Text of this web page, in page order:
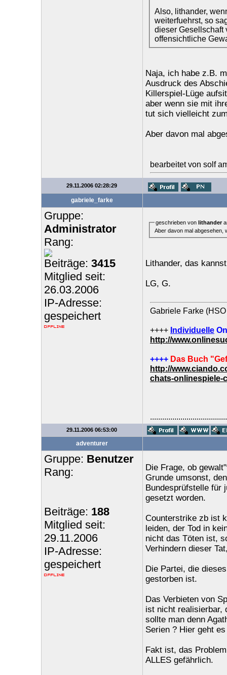
Also, lithander,
weiterfuehrst, so
dieser Gesellschaft
offensichtliche
Naja, ich habe z.B.
Ausdruck des
Killerspiel-Lüge
aber wenn sie mit
tut sich vielleicht
Aber davon mal
bearbeitet von solf
29.11.2006 02:28:29
gabriele_farke
Gruppe:
Administrator
Rang:
Beiträge: 3415
Mitglied seit:
26.03.2006
IP-Adresse:
gespeichert
geschrieben von lithander
Aber davon mal abgesehen,
Lithander, das
LG, G.
Gabriele Farke (HSO
++++ Individuelle
http://
++++ Das Buch
http://
chats-onlinespiele-
29.11.2006 06:53:00
adventurer
Gruppe: Benutzer
Rang:
Beiträge: 188
Mitglied seit:
29.11.2006
IP-Adresse:
gespeichert
Die Frage, ob
Grunde umsonst,
Bundesprüfstelle für
gesetzt worden.
Counterstrike zb ist
leiden, der Tod in
nicht das Töten ist,
Verhindern dieser
Die Partei, die
gestorben ist.
Das Verbieten von
ist nicht realisierbar,
sollte man denn
Serien ? Hier geht
Fakt ist, das
ALLES gefährlich.